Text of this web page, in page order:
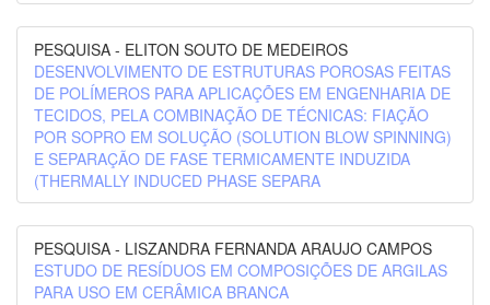
PESQUISA - ELITON SOUTO DE MEDEIROS
DESENVOLVIMENTO DE ESTRUTURAS POROSAS FEITAS
DE POLÍMEROS PARA APLICAÇÕES EM ENGENHARIA DE
TECIDOS, PELA COMBINAÇÃO DE TÉCNICAS: FIAÇÃO
POR SOPRO EM SOLUÇÃO (SOLUTION BLOW SPINNING)
E SEPARAÇÃO DE FASE TERMICAMENTE INDUZIDA
(THERMALLY INDUCED PHASE SEPARA
PESQUISA - LISZANDRA FERNANDA ARAUJO CAMPOS
ESTUDO DE RESÍDUOS EM COMPOSIÇÕES DE ARGILAS
PARA USO EM CERÂMICA BRANCA